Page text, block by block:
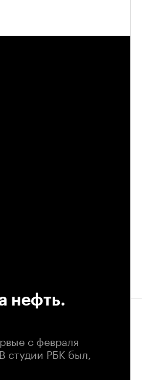
нефть.
с февраля
РБК был,